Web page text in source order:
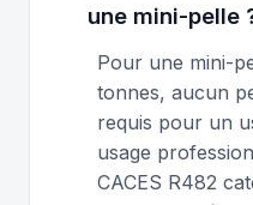
une mini-pelle
Pour une mini-
tonnes, aucun
requis pour un
usage
CACES R482